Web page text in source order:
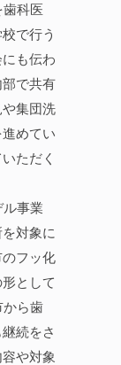
科医
で行う
も伝わ
で共有
集団洗
めてい
ただく
事業
対象に
フッ化
として
から歯
続をさ
や対象